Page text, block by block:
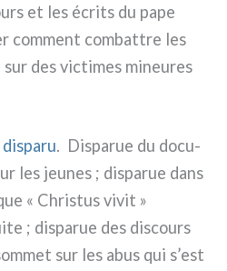
et les écri­ts du pape
com­ment com­bat­tre les
sur des vic­ti­mes mineu­res
dispa­ru. Disparue du docu­
les jeu­nes ; dispa­rue dans
« Christus vivit »
; dispa­rue des discours
sur les abus qui s’est